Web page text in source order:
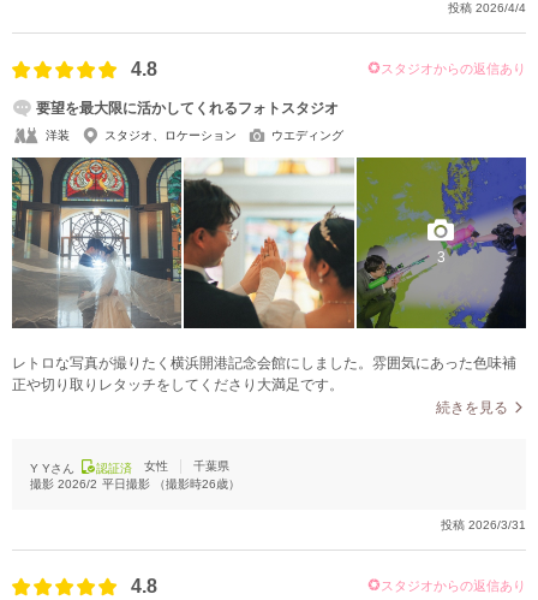
投稿 2026/4/4
4.8 スタジオからの返信あり
要望を最大限に活かしてくれるフォトスタジオ
洋装 スタジオ、ロケーション ウエディング
3
レトロな写真が撮りたく横浜開港記念会館にしました。雰囲気にあった色味補
正や切り取りレタッチをしてくださり大満足です。
続きを見る
Y Yさん 認証済 女性
千葉県
撮影 2026/2 平日撮影 （撮影時26歳）
投稿 2026/3/31
4.8 スタジオからの返信あり